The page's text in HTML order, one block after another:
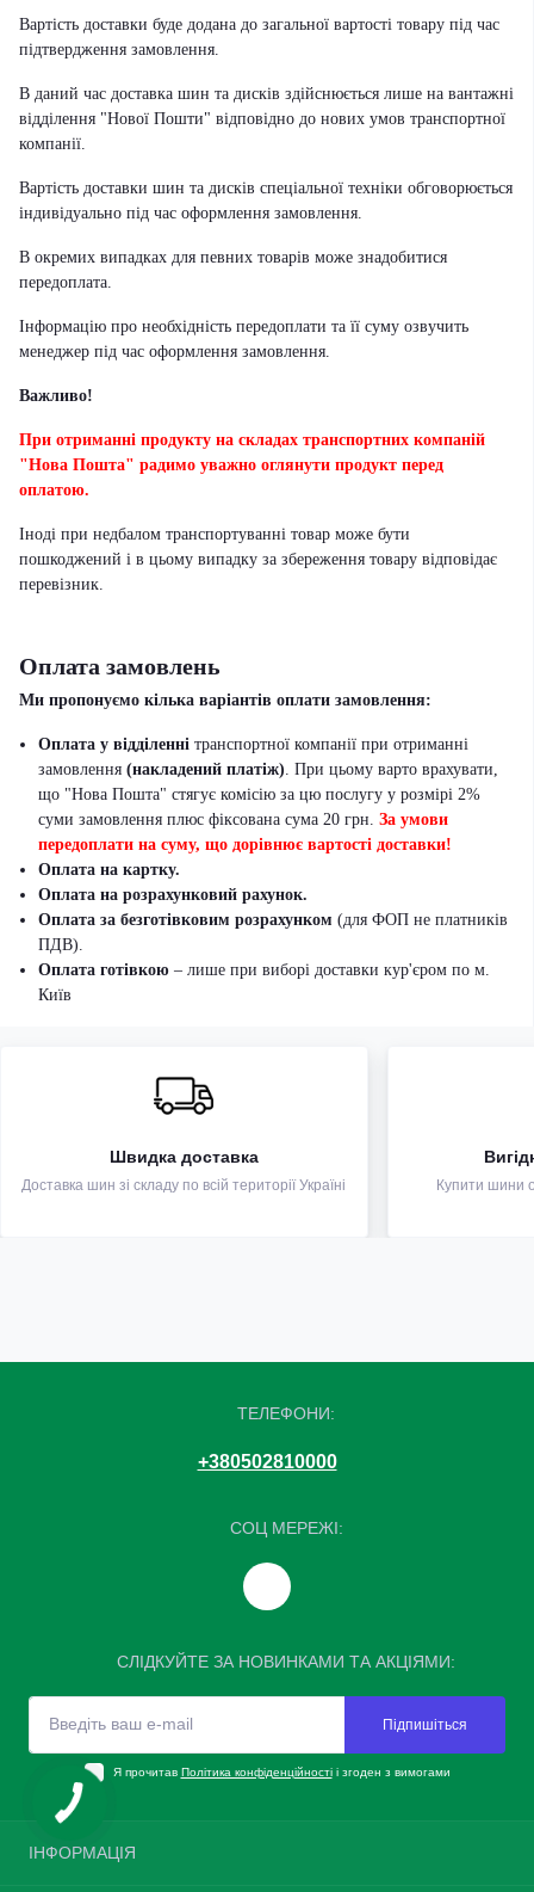
Вартість доставки буде додана до загальної вартості товару під час
підтвердження замовлення.
В даний час доставка шин та дисків здійснюється лише на вантажні
відділення "Нової Пошти" відповідно до нових умов транспортної
компанії.
Вартість доставки шин та дисків спеціальної техніки обговорюється
індивідуально під час оформлення замовлення.
В окремих випадках для певних товарів може знадобитися
передоплата.
Інформацію про необхідність передоплати та її суму озвучить
менеджер під час оформлення замовлення.
Важливо!
При отриманні продукту на складах транспортних компаній
"Нова Пошта" радимо уважно оглянути продукт перед
оплатою.
Іноді при недбалом транспортуванні товар може бути
пошкоджений і в цьому випадку за збереження товару відповідає
перевізник.
Оплата замовлень
Ми пропонуємо кілька варіантів оплати замовлення:
Оплата у відділенні транспортної компанії при отриманні
замовлення (накладений платіж). При цьому варто врахувати,
що "Нова Пошта" стягує комісію за цю послугу у розмірі 2%
суми замовлення плюс фіксована сума 20 грн. За умови
передоплати на суму, що дорівнює вартості доставки!
Оплата на картку.
Оплата на розрахунковий рахунок.
Оплата за безготівковим розрахунком (для ФОП не платників
ПДВ).
Оплата готівкою – лише при виборі доставки кур'єром по м.
Київ
Швидка доставка
Доставка шин зі складу по всій території Україні Купити шини
ТЕЛЕФОНИ:
+380502810000
СОЦ МЕРЕЖІ:
СЛІДКУЙТЕ ЗА НОВИНКАМИ ТА АКЦІЯМИ:
Підпишіться
Я прочитав Політика конфіденційностіі згоден з вимогами
ІНФОРМАЦІЯ